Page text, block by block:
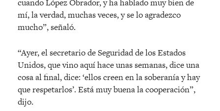
cuando López Obrador, y ha hablado muy bien de
mí, la verdad, muchas veces, y se lo agradezco
mucho”, señaló.
“Ayer, el secretario de Seguridad de los Estados
Unidos, que vino aquí hace unas semanas, dice una
cosa al final, dice: ‘ellos creen en la soberanía y hay
que respetarlos’. Está muy buena la cooperación”,
dijo.